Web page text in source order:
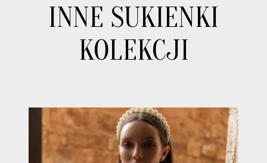
INNE SUKIENKI
KOLEKCJI